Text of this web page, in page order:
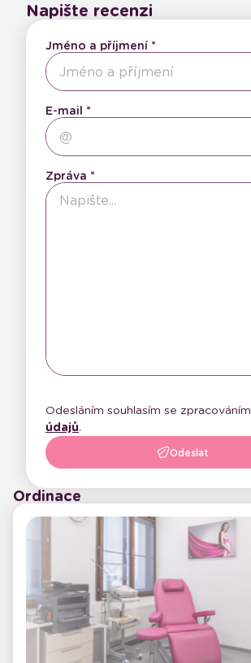
Napište recenzi
Jméno a příjmení
E-mail
Zpráva
Odesláním souhlasím se zpracováním
údajů.
Odeslat
Ordinace